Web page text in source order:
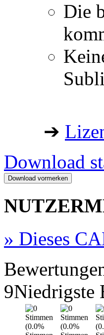
Die
➔
Download
» Dieses
9Niedrigste